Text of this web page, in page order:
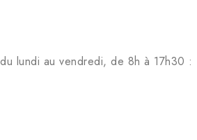
lundi au vendredi, de 8h à 17h30 :